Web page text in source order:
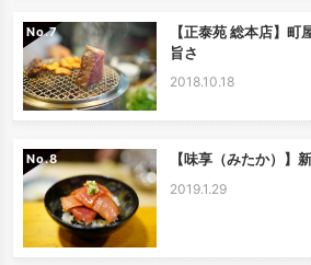
No.
【正泰苑 総本店】
旨さ
2018.10.18
No. 【味享（みたか）】
2019.1.29